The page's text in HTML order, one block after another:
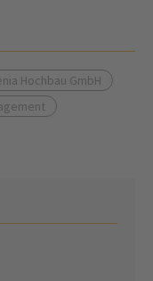
Hochbau GmbH